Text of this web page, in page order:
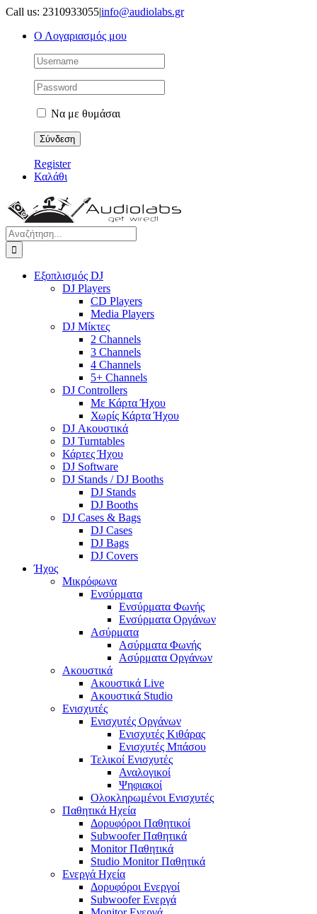
Μετάβαση
περιεχόμενο
Call us: 2310933055|info@audiolabs.gr
Ο Λογαριασμός μου
Να με θυμάσαι
Register
Καλάθι
Αναζήτηση
για:
Εξοπλισμός DJ
DJ Players
CD Players
Media Players
DJ Μίκτες
2 Channels
3 Channels
4 Channels
5+ Channels
DJ Controllers
Με Κάρτα Ήχου
Χωρίς Κάρτα Ήχου
DJ Ακουστικά
DJ Turntables
Κάρτες Ήχου
DJ Software
DJ Stands / DJ Booths
DJ Stands
DJ Booths
DJ Cases & Bags
DJ Cases
DJ Bags
DJ Covers
Ήχος
Μικρόφωνα
Ενσύρματα
Ενσύρματα Φωνής
Ενσύρματα Οργάνων
Ασύρματα
Ασύρματα Φωνής
Ασύρματα Οργάνων
Ακουστικά
Ακουστικά Live
Ακουστικά Studio
Ενισχυτές
Ενισχυτές Οργάνων
Ενισχυτές Κιθάρας
Ενισχυτές Μπάσου
Τελικοί Ενισχυτές
Αναλογικοί
Ψηφιακοί
Ολοκληρωμένοι Ενισχυτές
Παθητικά Ηχεία
Δορυφόροι Παθητικοί
Subwoofer Παθητικά
Monitor Παθητικά
Studio Monitor Παθητικά
Ενεργά Ηχεία
Δορυφόροι Ενεργοί
Subwoofer Ενεργά